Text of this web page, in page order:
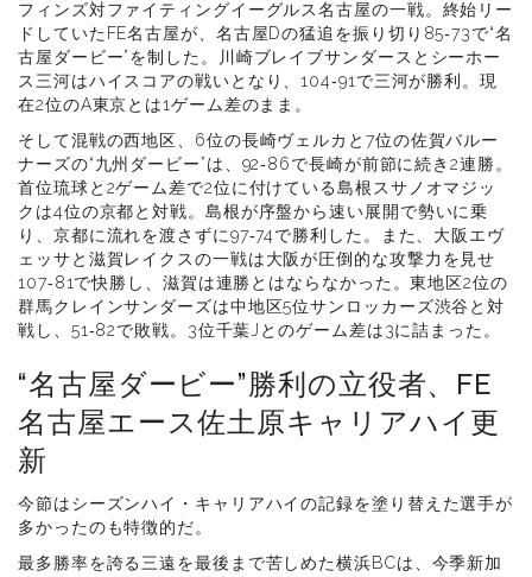
フィンズ対ファイティングイーグルス名古屋の一戦。終始リー
ドしていたFE名古屋が、名古屋Dの猛追を振り切り85‐73で“名
古屋ダービー”を制した。川崎ブレイブサンダースとシーホー
ス三河はハイスコアの戦いとなり、104‐91で三河が勝利。現
在2位のA東京とは1ゲーム差のまま。
そして混戦の西地区、6位の長崎ヴェルカと7位の佐賀バルー
ナーズの“九州ダービー”は、92‐86で長崎が前節に続き2連勝。
首位琉球と2ゲーム差で2位に付けている島根スサノオマジッ
クは4位の京都と対戦。島根が序盤から速い展開で勢いに乗
り、京都に流れを渡さずに97‐74で勝利した。また、大阪エヴ
ェッサと滋賀レイクスの一戦は大阪が圧倒的な攻撃力を見せ
107‐81で快勝し、滋賀は連勝とはならなかった。東地区2位の
群馬クレインサンダーズは中地区5位サンロッカーズ渋谷と対
戦し、51‐82で敗戦。3位千葉Jとのゲーム差は3に詰まった。
“名古屋ダービー”勝利の立役者、FE
名古屋エース佐土原キャリアハイ更
新
今節はシーズンハイ・キャリアハイの記録を塗り替えた選手が
多かったのも特徴的だ。
最多勝率を誇る三遠を最後まで苦しめた横浜BCは、今季新加